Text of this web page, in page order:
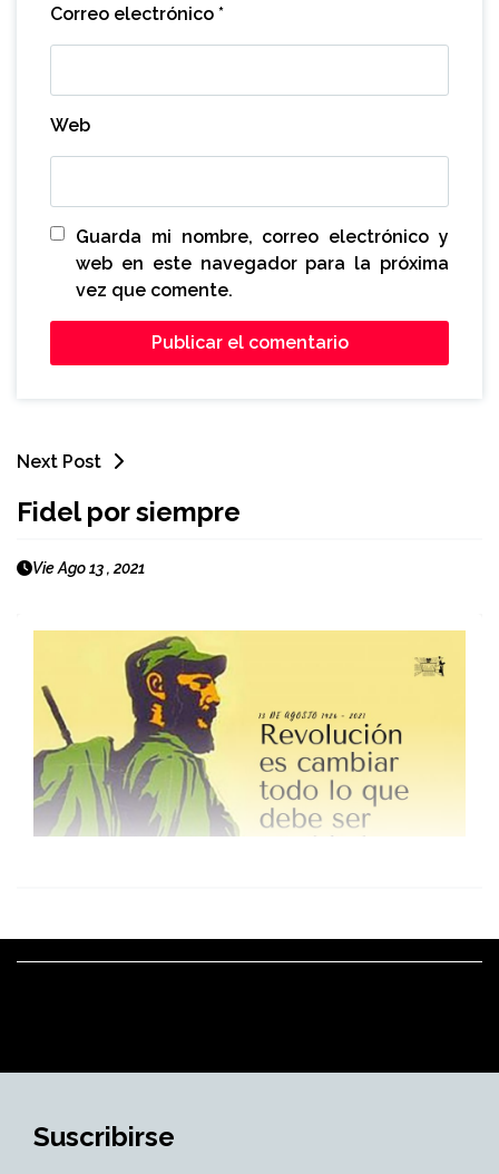
Correo electrónico *
Web
Guarda mi nombre, correo electrónico y
web en este navegador para la próxima
vez que comente.
Next Post
Fidel por siempre
Vie Ago 13 , 2021
Suscribirse